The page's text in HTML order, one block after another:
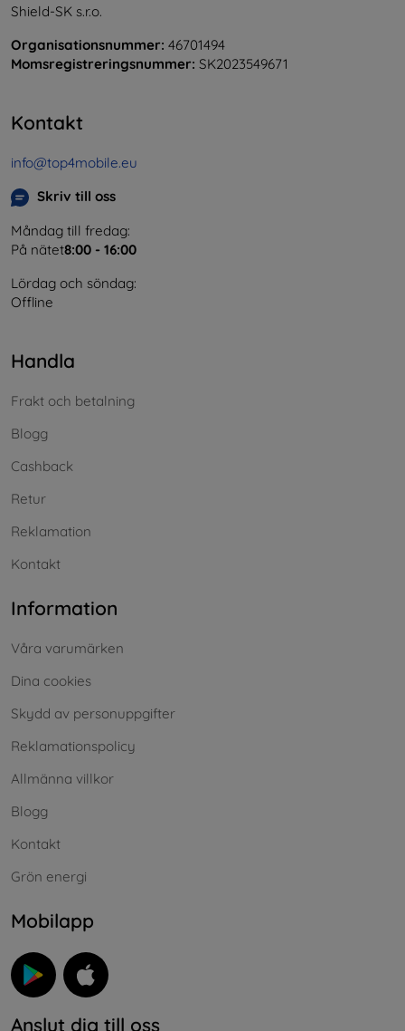
Shield-SK s.r.o.
Organisationsnummer: 46701494
Momsregistreringsnummer: SK2023549671
Kontakt
info@top4mobile.eu
Skriv till oss
Måndag till fredag:
På nätet8:00 - 16:00
Lördag och söndag:
Offline
Handla
Frakt och betalning
Blogg
Cashback
Retur
Reklamation
Kontakt
Information
Våra varumärken
Dina cookies
Skydd av personuppgifter
Reklamationspolicy
Allmänna villkor
Blogg
Kontakt
Grön energi
Mobilapp
Anslut dig till oss